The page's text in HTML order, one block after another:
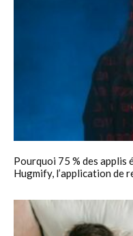
Pourquoi 75 % des
Hugmify, l’application de